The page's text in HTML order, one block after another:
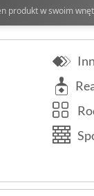
produkt w swoim